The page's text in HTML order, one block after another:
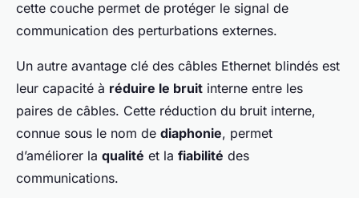
cette couche permet de protéger le signal de
communication des perturbations externes.
Un autre avantage clé des câbles Ethernet blindés est
leur capacité à réduire le bruit interne entre les
paires de câbles. Cette réduction du bruit interne,
connue sous le nom de diaphonie, permet
d’améliorer la qualité et la fiabilité des
communications.